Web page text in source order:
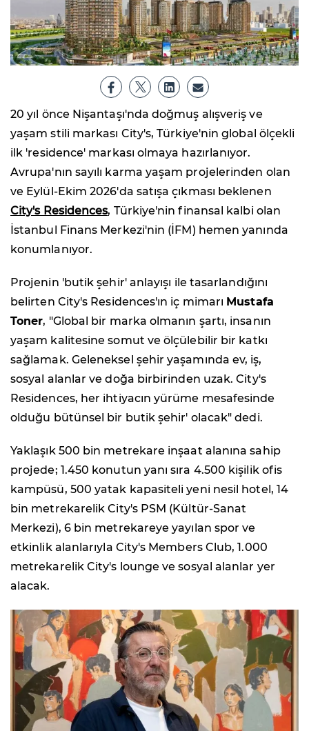
20 yıl önce Nişantaşı'nda doğmuş alışveriş ve
yaşam stili markası City's, Türkiye'nin global ölçekli
ilk 'residence' markası olmaya hazırlanıyor.
Avrupa'nın sayılı karma yaşam projelerinden olan
ve Eylül-Ekim 2026'da satışa çıkması beklenen
City's Residences, Türkiye'nin finansal kalbi olan
İstanbul Finans Merkezi'nin (İFM) hemen yanında
konumlanıyor.
Projenin 'butik şehir' anlayışı ile tasarlandığını
belirten City's Residences'ın iç mimarı Mustafa
Toner, "Global bir marka olmanın şartı, insanın
yaşam kalitesine somut ve ölçülebilir bir katkı
sağlamak. Geleneksel şehir yaşamında ev, iş,
sosyal alanlar ve doğa birbirinden uzak. City's
Residences, her ihtiyacın yürüme mesafesinde
olduğu bütünsel bir butik şehir' olacak" dedi.
Yaklaşık 500 bin metrekare inşaat alanına sahip
projede; 1.450 konutun yanı sıra 4.500 kişilik ofis
kampüsü, 500 yatak kapasiteli yeni nesil hotel, 14
bin metrekarelik City's PSM (Kültür-Sanat
Merkezi), 6 bin metrekareye yayılan spor ve
etkinlik alanlarıyla City's Members Club, 1.000
metrekarelik City's lounge ve sosyal alanlar yer
alacak.